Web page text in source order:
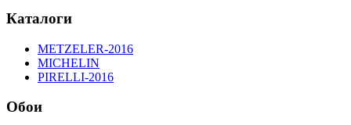
Каталоги
METZELER-2016
MICHELIN
PIRELLI-2016
Обои